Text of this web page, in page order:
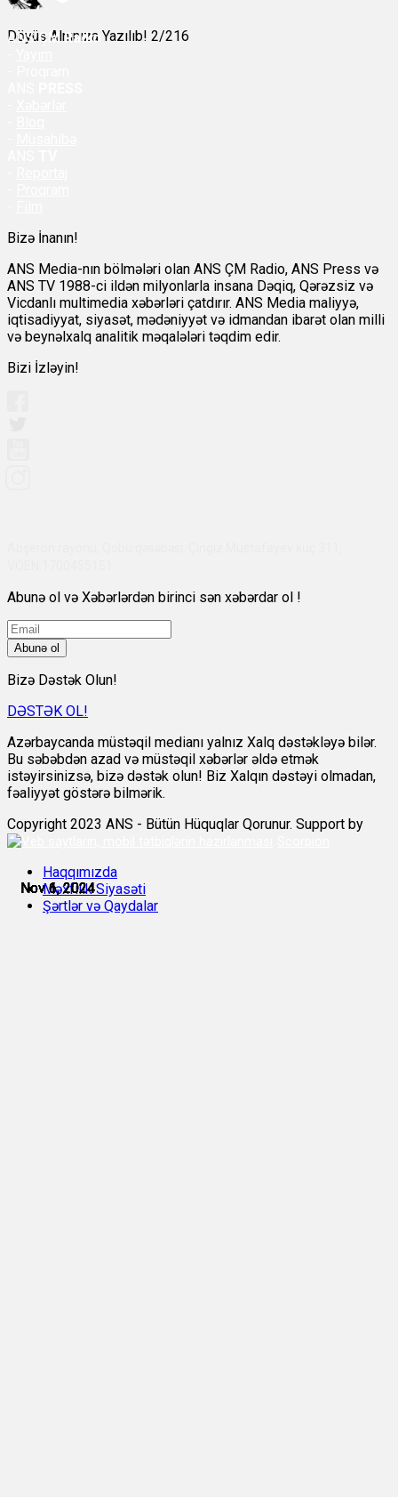
Nov 1, 2024
Nov 1, 2024
Nov 1, 2024
Nov 6, 2024
Nov 6, 2024
Nov 6, 2024
Döyüş Alnınıza Yazılıb! 2/216
ANSÇM Radio
Bizə İnanın!
ANS Media-nın bölmələri olan ANS ÇM Radio, ANS Press və
ANS TV 1988-ci ildən milyonlarla insana Dəqiq, Qərəzsiz və
Vicdanlı multimedia xəbərləri çatdırır. ANS Media maliyyə,
iqtisadiyyat, siyasət, mədəniyyət və idmandan ibarət olan milli
və beynəlxalq analitik məqalələri təqdim edir.
Bizi İzləyin!
Abunə ol və Xəbərlərdən birinci sən xəbərdar ol !
Abunə ol
Bizə Dəstək Olun!
DƏSTƏK OL!
Azərbaycanda müstəqil medianı yalnız Xalq dəstəkləyə bilər.
Bu səbəbdən azad və müstəqil xəbərlər əldə etmək
istəyirsinizsə, bizə dəstək olun! Biz Xalqın dəstəyi olmadan,
fəaliyyət göstərə bilmərik.
Copyright 2023 ANS - Bütün Hüquqlar Qorunur. Support by
Haqqımızda
Məxfilik Siyasəti
Şərtlər və Qaydalar